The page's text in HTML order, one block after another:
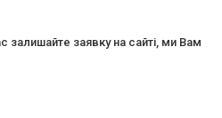
залишайте заявку на сайті, ми Вам